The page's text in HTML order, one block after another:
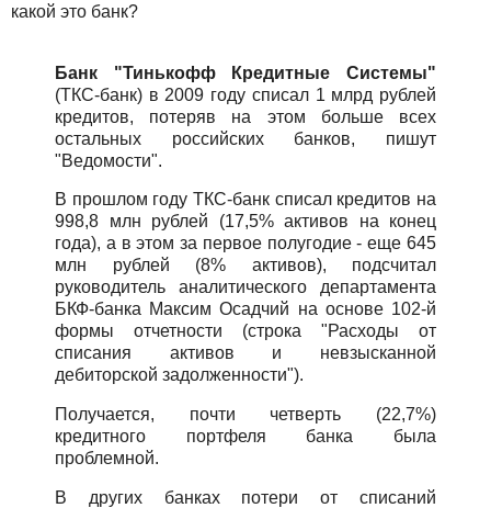
какой это банк?
Банк "Тинькофф Кредитные Системы"
(ТКС-банк) в 2009 году списал 1 млрд рублей
кредитов, потеряв на этом больше всех
остальных российских банков, пишут
"Ведомости".
В прошлом году ТКС-банк списал кредитов на
998,8 млн рублей (17,5% активов на конец
года), а в этом за первое полугодие - еще 645
млн рублей (8% активов), подсчитал
руководитель аналитического департамента
БКФ-банка Максим Осадчий на основе 102-й
формы отчетности (строка "Расходы от
списания активов и невзысканной
дебиторской задолженности").
Получается, почти четверть (22,7%)
кредитного портфеля банка была
проблемной.
В других банках потери от списаний